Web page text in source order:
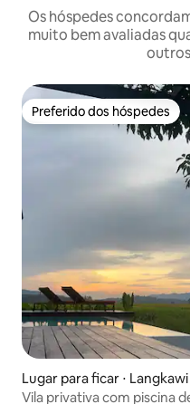
Os hóspedes
muito bem avaliadas
Preferido dos hóspedes
Preferido dos hóspedes
Lugar para ficar ⋅ Langkawi
Vila privativa com piscina